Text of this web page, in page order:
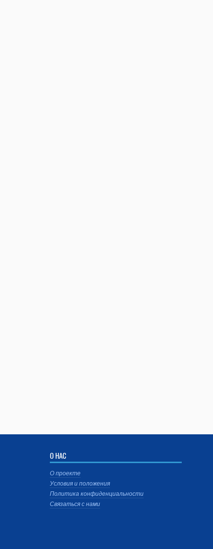
О НАС
О проекте
Условия и положения
Политика конфиденциальности
Связаться с нами